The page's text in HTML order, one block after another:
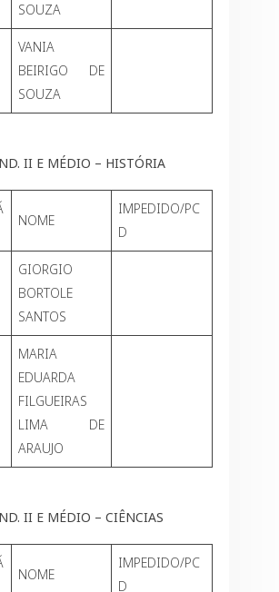
SOUZA
VANIA
BEIRIGO DE
SOUZA
II E MÉDIO – HISTÓRIA
NOME
IMPEDIDO/PC
D
GIORGIO
BORTOLE
SANTOS
MARIA
EDUARDA
FILGUEIRAS
LIMA DE
ARAUJO
II E MÉDIO – CIÊNCIAS
NOME
IMPEDIDO/PC
D